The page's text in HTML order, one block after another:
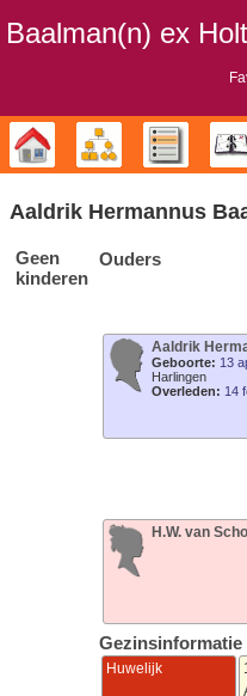
Baalman‎‎‎‎‎(n)‎‎‎‎‎ ex
Stamboom DiagrammenLijsten
Aaldrik Hermannus
Geen
kinderen
Ouders
Aaldrik
Geboorte: 13
Harlingen
Overleden: 14
H.W. van
Gezinsinformatie
Huwelijk